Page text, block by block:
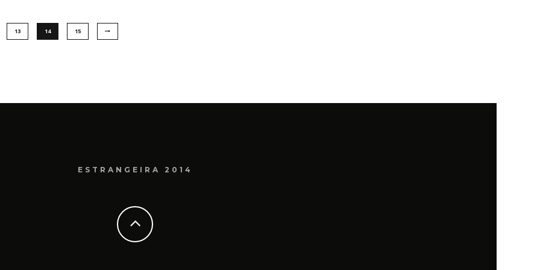
13 14 15
ESTRANGEIRA 2014